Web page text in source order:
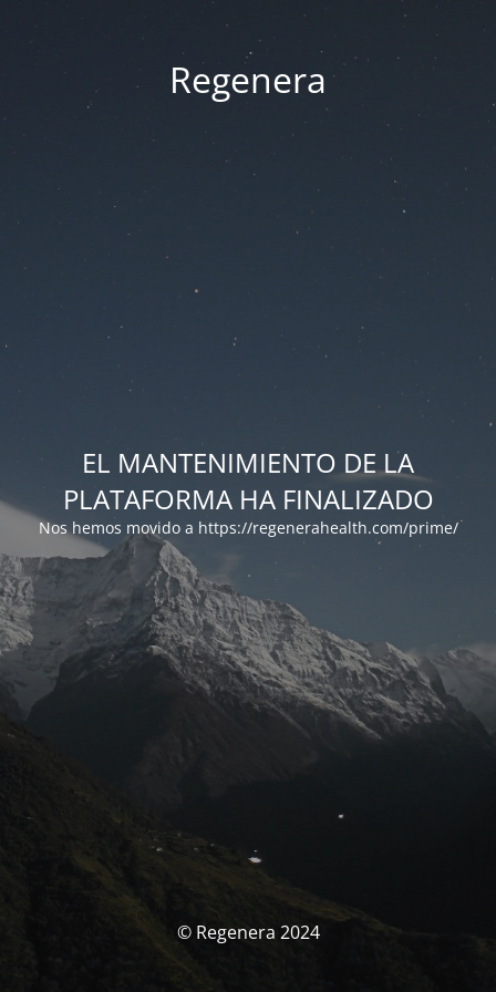
Regenera
EL MANTENIMIENTO DE LA
PLATAFORMA HA FINALIZADO
Nos hemos movido a https://regenerahealth.com/prime/
© Regenera 2024